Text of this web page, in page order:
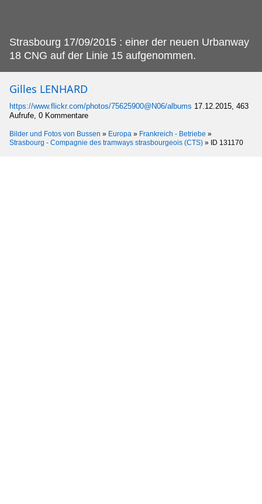
Strasbourg 17/09/2015 : einer der neuen Urbanway
18 CNG auf der Linie 15 aufgenommen.
Gilles LENHARD
https://www.flickr.com/photos/75625900@N06/albums 17.12.2015, 463
Aufrufe, 0 Kommentare
Bilder und Fotos von Bussen » Europa » Frankreich - Betriebe »
Strasbourg - Compagnie des tramways strasbourgeois (CTS) » ID 131170